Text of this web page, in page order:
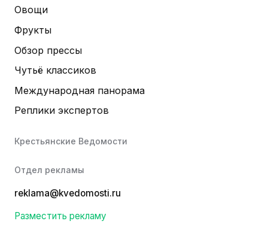
Овощи
Фрукты
Обзор прессы
Чутьё классиков
Международная панорама
Реплики экспертов
Крестьянские Ведомости
Отдел рекламы
reklama@kvedomosti.ru
Разместить рекламу